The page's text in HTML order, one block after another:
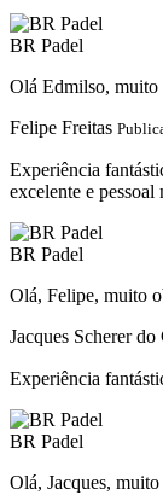
BR Padel
Olá Edmilso, muito
Felipe Freitas
Experiência
excelente e
BR Padel
Olá, Felipe, muito
Jacques Scherer do
Experiência
BR Padel
Olá, Jacques,